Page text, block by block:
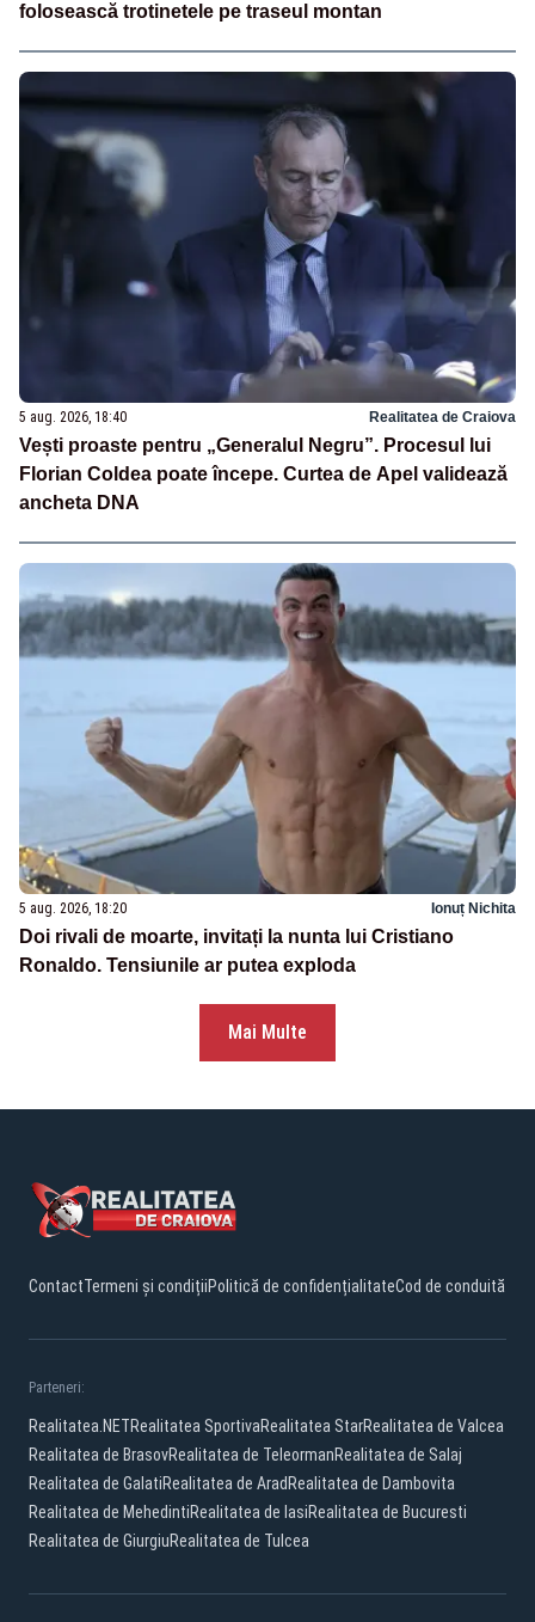
folosească trotinetele pe traseul montan
5 aug. 2026, 18:40 Realitatea de Craiova
Vești proaste pentru „Generalul Negru”. Procesul lui
Florian Coldea poate începe. Curtea de Apel validează
ancheta DNA
5 aug. 2026, 18:20 Ionuț Nichita
Doi rivali de moarte, invitați la nunta lui Cristiano
Ronaldo. Tensiunile ar putea exploda
Mai Multe
ContactTermeni și condițiiPolitică de confidențialitateCod de conduită
Parteneri:
Realitatea.NETRealitatea SportivaRealitatea StarRealitatea de Valcea
Realitatea de BrasovRealitatea de TeleormanRealitatea de Salaj
Realitatea de GalatiRealitatea de Arad Realitatea de Dambovita
Realitatea de MehedintiRealitatea de IasiRealitatea de Bucuresti
Realitatea de GiurgiuRealitatea de Tulcea